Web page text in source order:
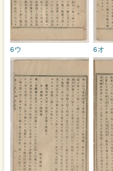
6オ
6ウ